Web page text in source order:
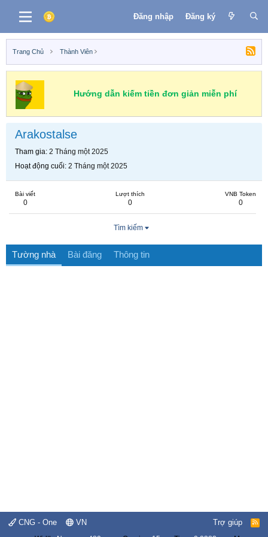
Đăng nhập Đăng ký
Trang Chủ Thành Viên
Hướng dẫn kiếm tiền đơn giản miễn phí
Arakostalse
Tham gia 2 Tháng một 2025
Hoạt động cuối 2 Tháng một 2025
Bài viết
0
Lượt thích
0
VNB Token
0
Tìm kiếm
Tường nhà Bài đăng Thông tin
CNG - One VN Trợ giúp
R